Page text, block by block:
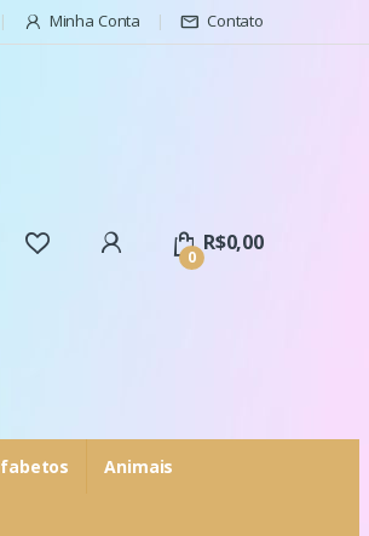
Minha Conta Contato
0
R$0,00
Animais